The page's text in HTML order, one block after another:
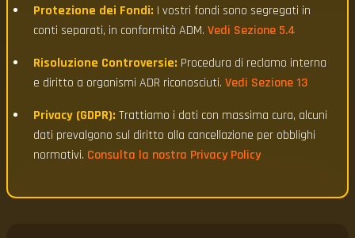
Protezione dei Fondi: I vostri fondi sono segregati in
conti separati, in conformità ADM. Vedi Sezione 5.4
Risoluzione Controversie: Procedura di reclamo interna
e diritto a organismi ADR riconosciuti. Vedi Sezione 13
Privacy (GDPR): Trattiamo i dati con massima cura, alcuni
dati prevalgono sul diritto alla cancellazione per obblighi
normativi. Consulta la nostra Privacy Policy